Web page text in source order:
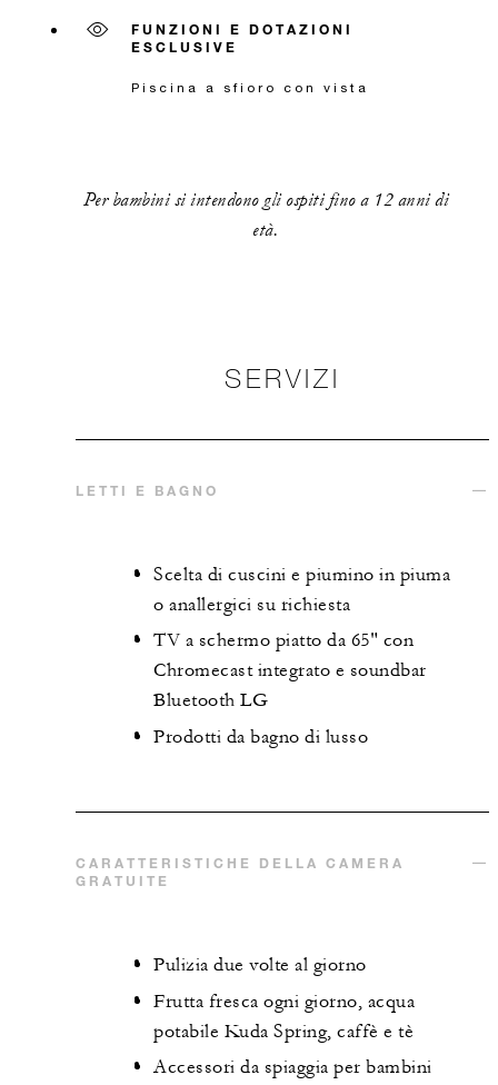
FUNZIONI E DOTAZIONI
ESCLUSIVE
Piscina a sfioro con vista
Per bambini si intendono gli ospiti fino a 12 anni di
età.
SERVIZI
LETTI E BAGNO
Scelta di cuscini e piumino in piuma
o anallergici su richiesta
TV a schermo piatto da 65" con
Chromecast integrato e soundbar
Bluetooth LG
Prodotti da bagno di lusso
CARATTERISTICHE DELLA CAMERA
GRATUITE
Pulizia due volte al giorno
Frutta fresca ogni giorno, acqua
potabile Kuda Spring, caffè e tè
Accessori da spiaggia per bambini